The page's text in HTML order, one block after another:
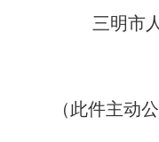
三明市
（此件主动公